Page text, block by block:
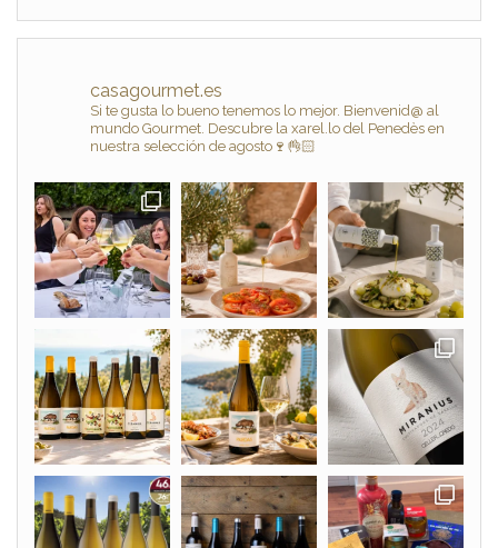
casagourmet.es
Si te gusta lo bueno tenemos lo mejor. Bienvenid@ al
mundo Gourmet. Descubre la xarel.lo del Penedès en
nuestra selección de agosto🍷👌🏻